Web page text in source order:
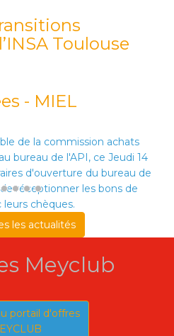
Toulouse
- MIEL
de la commission achats
bureau de l'API, ce Jeudi 14
d'ouverture du bureau de
réceptionner les bons de
chèques.
les actualités
Meyclub
portail d'offres